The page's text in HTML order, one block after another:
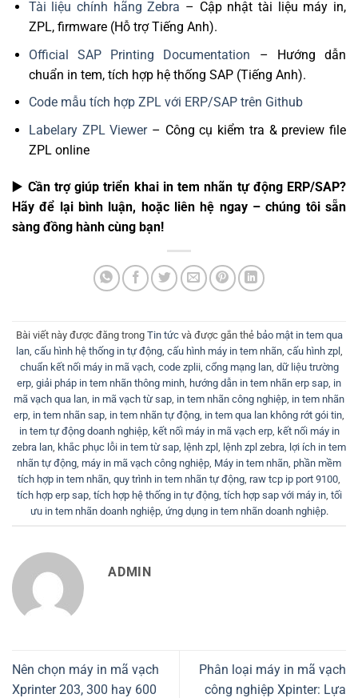
Tài liệu chính hãng Zebra – Cập nhật tài liệu máy in,
ZPL, firmware (Hỗ trợ Tiếng Anh).
Official SAP Printing Documentation – Hướng dẫn
chuẩn in tem, tích hợp hệ thống SAP (Tiếng Anh).
Code mẫu tích hợp ZPL với ERP/SAP trên Github
Labelary ZPL Viewer– Công cụ kiểm tra & preview file
ZPL online
▶️ Cần trợ giúp triển khai in tem nhãn tự động ERP/SAP?
Hãy để lại bình luận, hoặc liên hệ ngay – chúng tôi sẵn
sàng đồng hành cùng bạn!
Bài viết này được đăng trong Tin tứcvà được gắn thẻ bảo mật in tem qua
lan, cấu hình hệ thống in tự động, cấu hình máy in tem nhãn, cấu hình zpl,
chuẩn kết nối máy in mã vạch, code zplii, cổng mạng lan, dữ liệu trường
erp giải pháp in tem nhãn thông minh hướng dẫn in tem nhãn erp sap in
mã vạch qua lan in mã vạch từ sap in tem nhãn công nghiệp in tem nhãn
erp in tem nhãn sap in tem nhãn tự động in tem qua lan không rớt gói tin
in tem tự động doanh nghiệp, kết nối máy in mã vạch erp, kết nối máy in
zebra lan khắc phục lỗi in tem từ sap lệnh zpl lệnh zpl zebra lợi ích in tem
nhãn tự động máy in mã vạch công nghiệp Máy in tem nhãn phần mềm
tích hợp in tem nhãn quy trình in tem nhãn tự động raw tcp ip port 9100
tích hợp erp sap, tích hợp hệ thống in tự động, tích hợp sap với máy in, tối
ưu in tem nhãn doanh nghiệp, ứng dụng in tem nhãn doanh nghiệp.
ADMIN
Nên chọn máy in mã vạch
Xprinter 203, 300 hay 600
Phân loại máy in mã vạch
công nghiệp Xpinter: Lựa